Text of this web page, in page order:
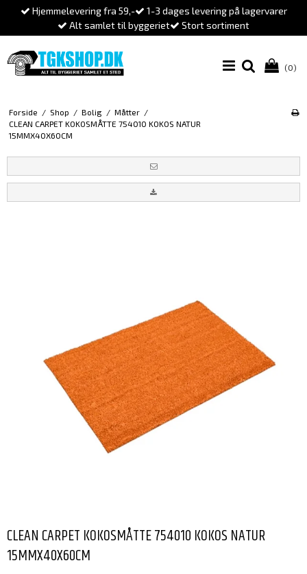
Hjemmelevering fra 59,-
1-3 dages levering på lagervarer
Alt samlet til byggeriet
Stort sortiment
(0)
Forside / Shop / Bolig / Måtter /
CLEAN CARPET KOKOSMÅTTE 754010 KOKOS NATUR
15MMX40X60CM
CLEAN CARPET KOKOSMÅTTE 754010 KOKOS NATUR
15MMX40X60CM